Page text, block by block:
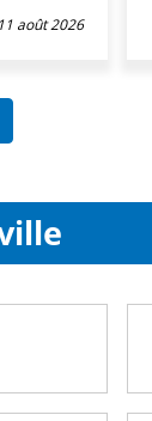
août 2026